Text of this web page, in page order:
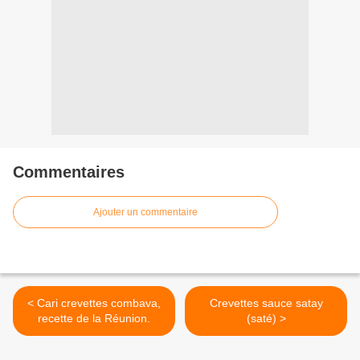
Commentaires
Ajouter un commentaire
< Cari crevettes combava,
recette de la Réunion.
Crevettes sauce satay
(saté) >